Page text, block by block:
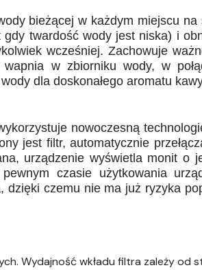
bieżącej w każdym miejscu
gdy twardość wody jest niska) i
wcześniej. Zachowuje
wapnia w zbiorniku wody, w
dla doskonałego aromatu
nowoczesną
jest filtr, automatycznie
urządzenie wyświetla monit o
czasie użytkowania
dzięki czemu nie ma już ryzyka
Wydajność wkładu filtra zależy od